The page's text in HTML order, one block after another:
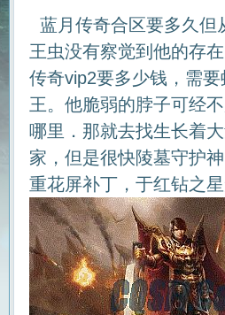
蓝月传奇合区要多久但
王虫没有察觉到他的存
传奇vip2要多少钱，需
王。他脆弱的脖子可经
哪里．那就去找生长着
家，但是很快陵墓守护
重花屏补丁，于红钻之